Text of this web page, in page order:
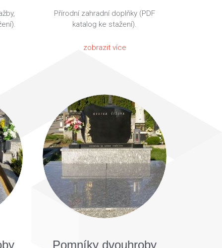
Přírodní zahradní doplňky (PDF
katalog ke stažení).
zobrazit více
Pomníky dvouhroby